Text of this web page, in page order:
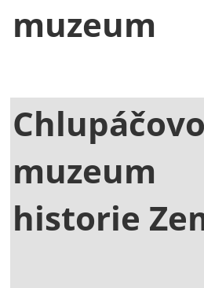
muzeum
Chlupáčovo
muzeum
historie